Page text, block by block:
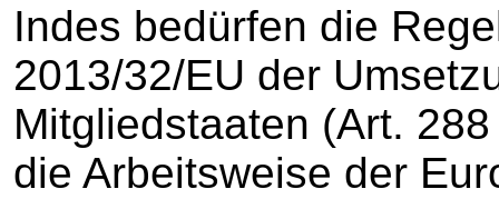
Indes bedürfen die
2013/32/EU der
Mitgliedstaaten (Art.
die Arbeitsweise der